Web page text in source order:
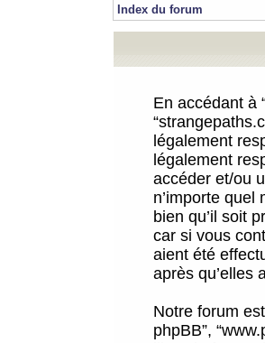
Index du forum
En accédant à
légalement
légalement
accéder et/ou
n’importe
bien qu’il soit
car si vous
aient été
après qu’elles
Notre forum
phpBB”,